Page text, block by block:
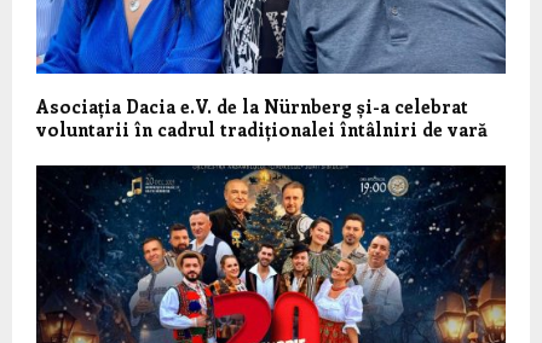
Asociația Dacia e.V. de la Nürnberg și-a celebrat
voluntarii în cadrul tradiționalei întâlniri de vară